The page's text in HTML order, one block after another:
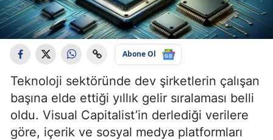
Abone Ol
Teknoloji sektöründe dev şirketlerin çalışan
başına elde ettiği yıllık gelir sıralaması belli
oldu. Visual Capitalist’in derlediği verilere
göre, içerik ve sosyal medya platformları